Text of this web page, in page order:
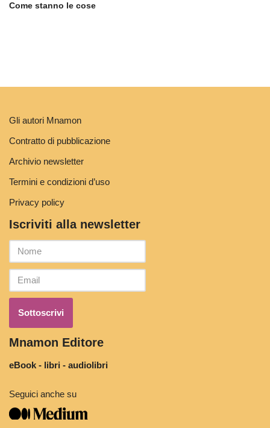
Come stanno le cose
Gli autori Mnamon
Contratto di pubblicazione
Archivio newsletter
Termini e condizioni d’uso
Privacy policy
Iscriviti alla newsletter
Mnamon Editore
eBook - libri - audiolibri
Seguici anche su